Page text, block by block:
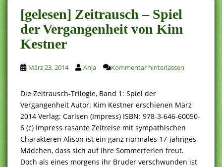
[gelesen] Zeitrausch – Spiel
der Vergangenheit von Kim
Kestner
März 23, 2014 Anja Kommentar hinterlassen
Die Zeitrausch-Trilogie, Band 1: Spiel der
Vergangenheit Autor: Kim Kestner erschienen März
2014 Verlag: Carlsen (Impress) ISBN: 978-3-646-60050-
6 (c) Impress rasante Zeitreise mit sympathischen
Charakteren Alison ist ein ganz normales 17-jähriges
Mädchen, dass sich auf ihre Sommerferien freut.
Doch als eines morgens ihr Bruder verschwunden ist